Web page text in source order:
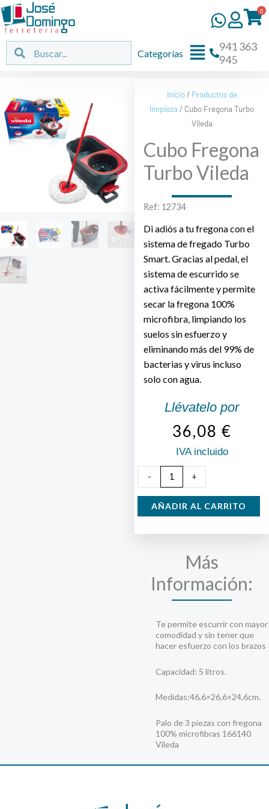
Ir
al
contenido
0
Buscar Buscar
Flyout
Categorías
941 363
945
Inicio/ Productos de
limpieza / Cubo Fregona Turbo
Vileda
Cubo Fregona
Turbo Vileda
Ref: 12734
Di adiós a tu fregona con el
sistema de fregado Turbo
Smart. Gracias al pedal, el
sistema de escurrido se
activa fácilmente y permite
secar la fregona 100%
microfibra, limpiando los
suelos sin esfuerzo y
eliminando más del 99% de
bacterias y virus incluso
solo con agua.
Llévatelo por
36,08 €
IVA incluido
-
Fregona
Turbo
+
AÑADIR AL CARRITO
Más
Información:
Te permite escurrir con mayor
comodidad y sin tener que
hacer esfuerzo con los brazos
Capacidad: 5 litros.
Medidas:46,6×26,6×24,6cm.
Palo de 3 piezas con fregona
100% microfibras 166140
Vileda